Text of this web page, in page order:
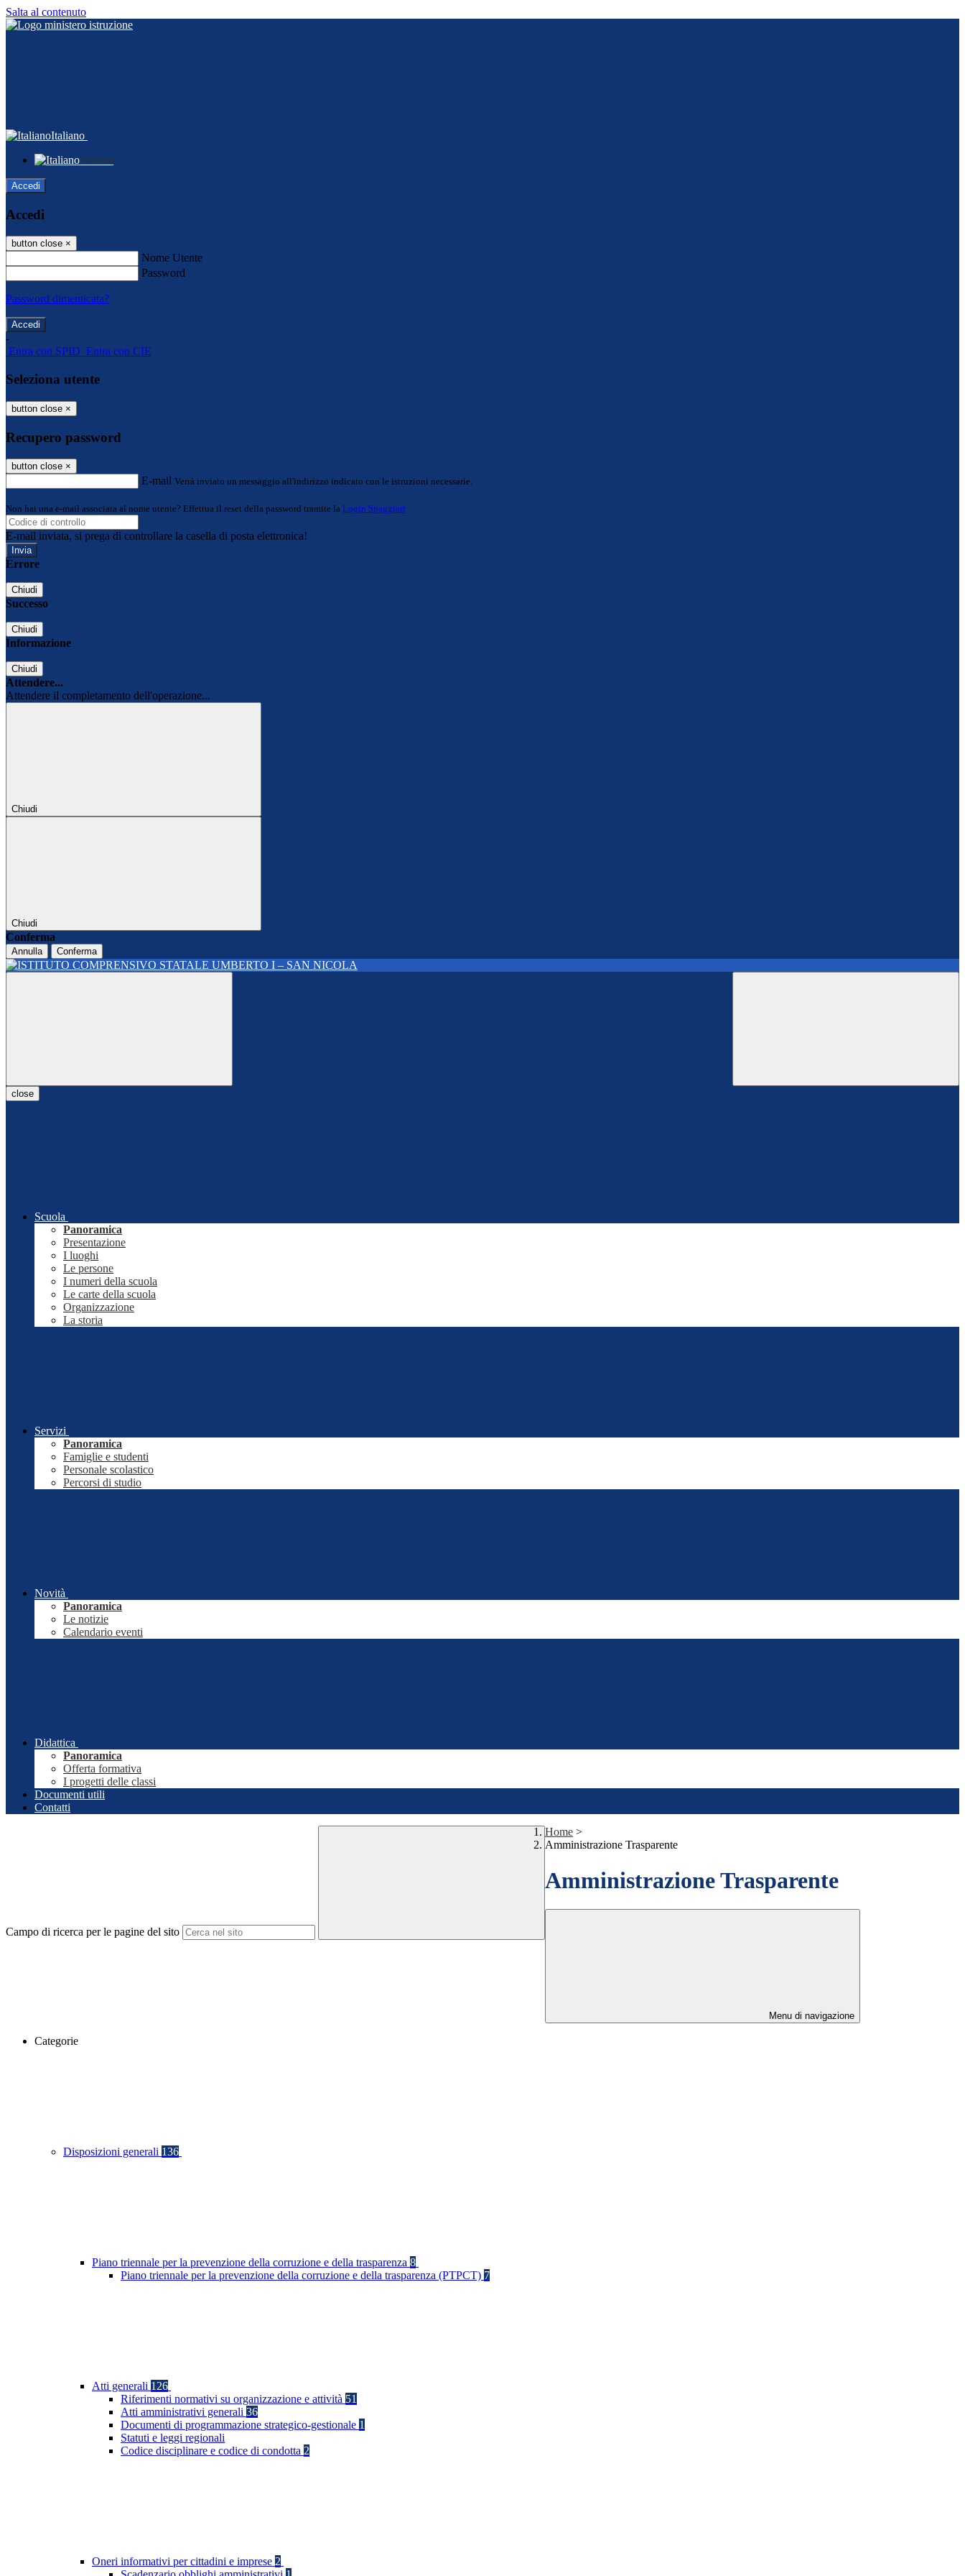
Salta al contenuto
Italiano
Italiano
Accedi
Accedi
button close ×
Nome Utente
Password
Password dimenticata?
-
Entra con SPID Entra con CIE
Seleziona utente
button close ×
Recupero password
button close ×
E-mail Verrà inviato un messaggio all'indirizzo indicato con le istruzioni necessarie.
Non hai una e-mail associata al nome utente? Effettua il reset della password tramite la Login Spaggiari
E-mail inviata, si prega di controllare la casella di posta elettronica!
Errore
Chiudi
Successo
Chiudi
Informazione
Chiudi
Attendere...
Attendere il completamento dell'operazione...
Chiudi
Chiudi
Conferma
Annulla Conferma
close
Scuola
Panoramica
Presentazione
I luoghi
Le persone
I numeri della scuola
Le carte della scuola
Organizzazione
La storia
Servizi
Panoramica
Famiglie e studenti
Personale scolastico
Percorsi di studio
Novità
Panoramica
Le notizie
Calendario eventi
Didattica
Panoramica
Offerta formativa
I progetti delle classi
Documenti utili
Contatti
Campo di ricerca per le pagine del sito
Home >
Amministrazione Trasparente
Amministrazione Trasparente
Menu di navigazione
Categorie
Disposizioni generali 136
Piano triennale per la prevenzione della corruzione e della trasparenza 8
Piano triennale per la prevenzione della corruzione e della trasparenza (PTPCT) 7
Atti generali 126
Riferimenti normativi su organizzazione e attività 51
Atti amministrativi generali 36
Documenti di programmazione strategico-gestionale 1
Statuti e leggi regionali
Codice disciplinare e codice di condotta 2
Oneri informativi per cittadini e imprese 2